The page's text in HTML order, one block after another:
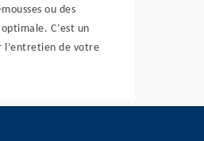
ou des
C’est un
l’entretien de votre